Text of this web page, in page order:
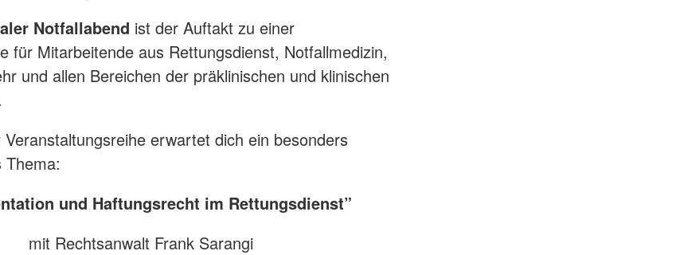
Notfallabend ist der Auftakt zu einer
für Mitarbeitende aus Rettungsdienst, Notfallmedizin,
und allen Bereichen der präklinischen und klinischen
erwartet dich ein besonders
Thema:
und Haftungsrecht im Rettungsdienst”
mit Rechtsanwalt Frank Sarangi